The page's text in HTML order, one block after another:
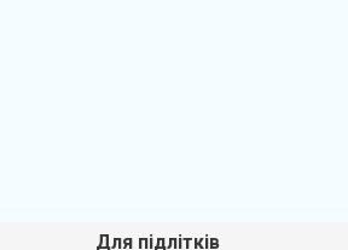
Для підлітків